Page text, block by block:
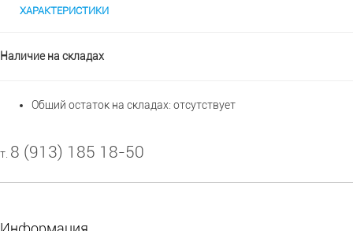
ХАРАКТЕРИСТИКИ
Наличие на складах
Общий остаток на складах: отсутствует
т. 8 (913) 185 18-50